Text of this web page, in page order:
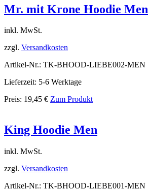
Mr. mit Krone Hoodie Men
inkl. MwSt.
zzgl. Versandkosten
Artikel-Nr.: TK-BHOOD-LIEBE002-MEN
Lieferzeit: 5-6 Werktage
Preis: 19,45 € Zum Produkt
King Hoodie Men
inkl. MwSt.
zzgl. Versandkosten
Artikel-Nr.: TK-BHOOD-LIEBE001-MEN